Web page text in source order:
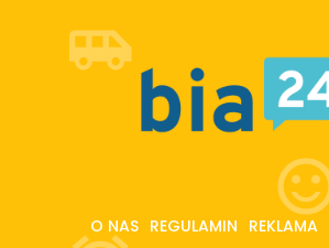
O NAS REGULAMIN REKLAMA